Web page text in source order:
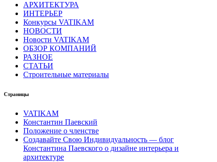
АРХИТЕКТУРА
ИНТЕРЬЕР
Конкурсы VATIKAM
НОВОСТИ
Новости VATIKAM
ОБЗОР КОМПАНИЙ
РАЗНОЕ
СТАТЬИ
Строительные материалы
Страницы
VATIKAM
Константин Паевский
Положение о членстве
Создавайте Свою Индивидуальность — блог
Константина Паевского о дизайне интерьера и
архитектуре